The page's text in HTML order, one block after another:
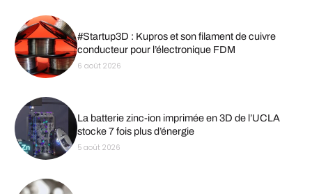
#Startup3D : Kupros et son filament de cuivre
conducteur pour l’électronique FDM
6 août 2026
La batterie zinc-ion imprimée en 3D de l’UCLA
stocke 7 fois plus d’énergie
5 août 2026